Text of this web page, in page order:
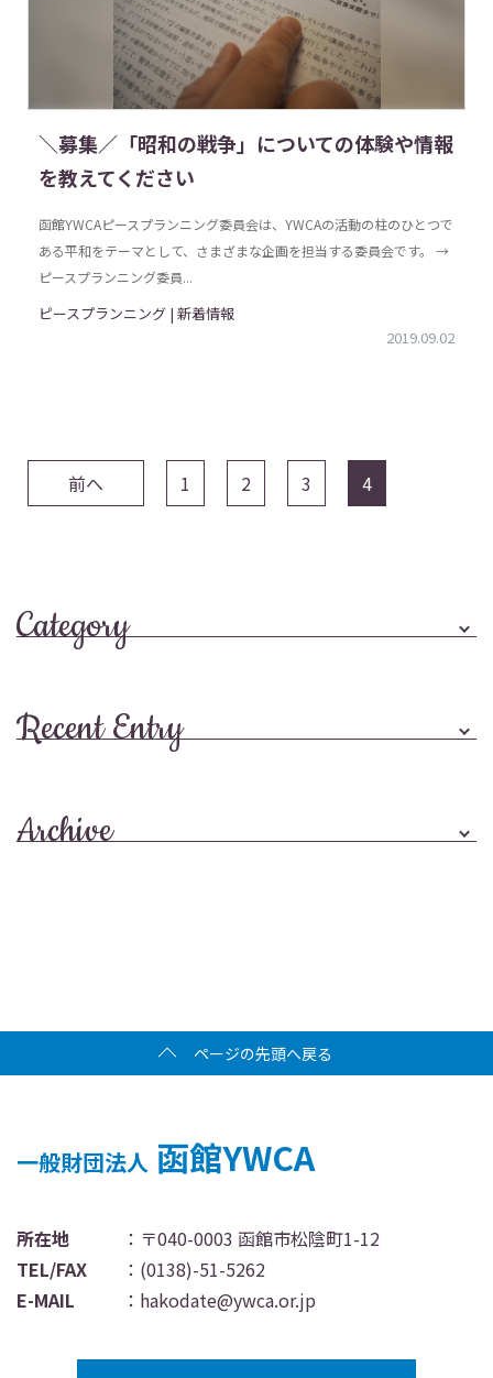
＼募集／「昭和の戦争」についての体験や情報
を教えてください
函館YWCAピースプランニング委員会は、YWCAの活動の柱のひとつで
ある平和をテーマとして、さまざまな企画を担当する委員会です。 →
ピースプランニング委員...
ピースプランニング | 新着情報
2019.09.02
前へ 1 2 3 4
Category
Recent Entry
Archive
ページの先頭へ戻る
一般財団法人 函館YWCA
所在地
：〒040-0003 函館市松陰町1-12
TEL/FAX
： (0138)-51-5262
E-MAIL
： hakodate@ywca.or.jp